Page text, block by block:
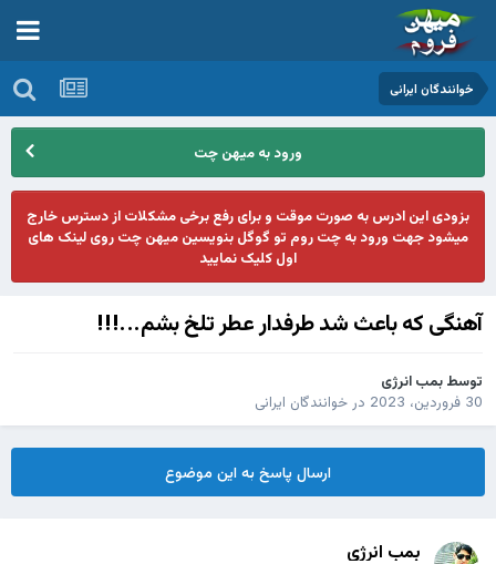
خوانندگان ایرانی
ورود به میهن چت
بزودی این ادرس به صورت موقت و برای رفع برخی مشکلات از دسترس خارج
میشود جهت ورود به چت روم تو گوگل بنویسین میهن چت روی لینک های
اول کلیک نمایید
آهنگی که باعث شد طرفدار عطر تلخ بشم...!!!
توسط بمب انرژی
30 فروردین، 2023
در خوانندگان ایرانی
ارسال پاسخ به این موضوع
بمب انرژی